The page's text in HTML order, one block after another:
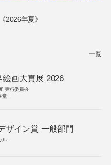
2026年夏》
一覧
絵画大賞展 2026
実行委員会
堂
ザイン賞 一般部門
ル